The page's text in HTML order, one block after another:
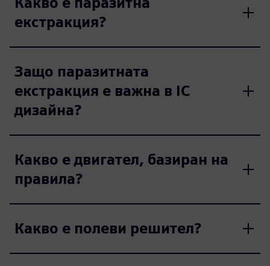
екстракция?
Защо паразитната
екстракция е важна в IC
дизайна?
Какво е двигател, базиран на
правила?
Какво е полеви решител?